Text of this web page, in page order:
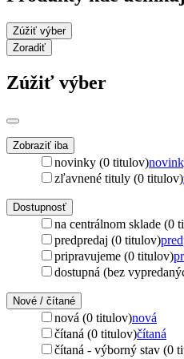
Zúžiť výber
Zoradiť
Zúžiť výber
Zobraziť iba
novinky (0 titulov)
zľavnené tituly (0 titulov)
Dostupnosť
na centrálnom sklade (0
predpredaj (0 titulov)
pripravujeme (0 titulov)
dostupná (bez
Nové / čítané
nová (0 titulov)nová
čítaná (0 titulov)čítaná
čítaná - výborný stav (0